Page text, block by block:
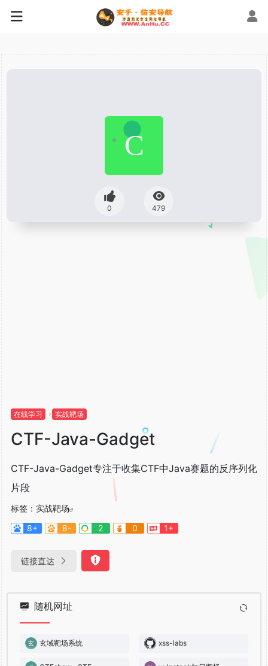
0 479
在线学习 实战靶场
CTF-Java-Gadget
CTF-Java-Gadget专注于收集CTF中Java赛题的反序列化
片段
标签： 实战靶场
8+
8- 2 0 1+
链接直达
随机网址
玄域靶场系统 xss-labs